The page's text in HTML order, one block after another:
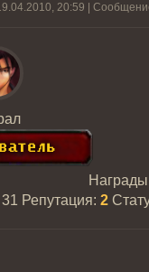
20:59 |
31 Репутация: 2